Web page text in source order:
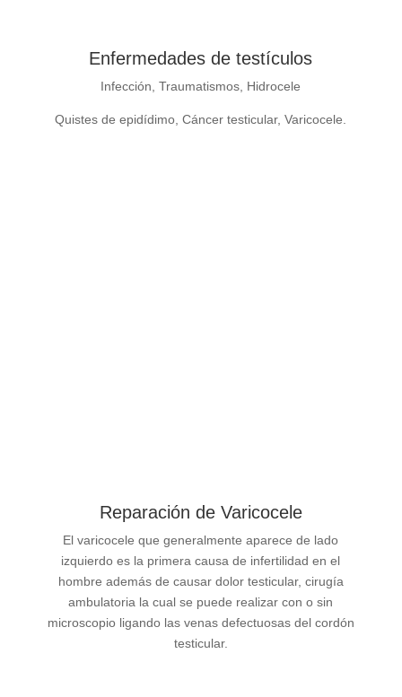
Enfermedades de testículos
Infección, Traumatismos, Hidrocele
Quistes de epidídimo, Cáncer testicular, Varicocele.
Reparación de Varicocele
El varicocele que generalmente aparece de lado
izquierdo es la primera causa de infertilidad en el
hombre además de causar dolor testicular, cirugía
ambulatoria la cual se puede realizar con o sin
microscopio ligando las venas defectuosas del cordón
testicular.